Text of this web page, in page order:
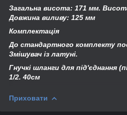
Загальна висота: 171 мм.
Довжина виливу: 125 мм
Комплектація
До стандартного комплекту
Змішувач із латуні.
Гнучкі шланги для під'єднання
1/2. 40см
Приховати